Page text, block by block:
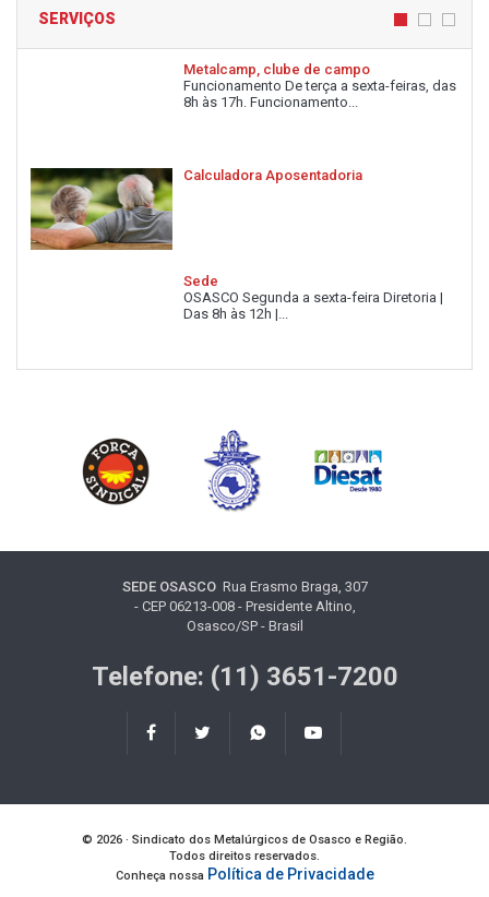
SERVIÇOS
Metalcamp, clube de campo
Funcionamento De terça a sexta-feiras, das
8h às 17h. Funcionamento...
Calculadora Aposentadoria
Sede
OSASCO Segunda a sexta-feira Diretoria |
Das 8h às 12h |...
SEDE OSASCORua Erasmo Braga, 307
- CEP 06213-008 - Presidente Altino,
Osasco/SP - Brasil
Telefone: (11) 3651-7200
© 2026 · Sindicato dos Metalúrgicos de Osasco e Região.
Todos direitos reservados.
Conheça nossa Política de Privacidade